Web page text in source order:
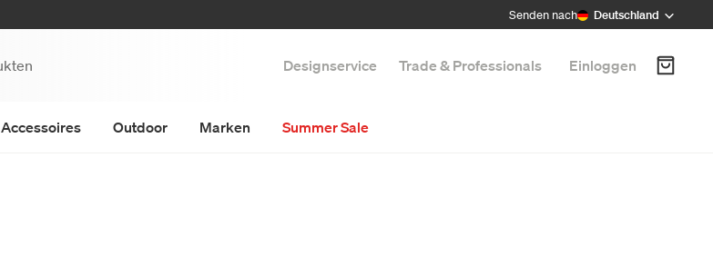
Senden nach Deutschland
Designservice Trade & Professionals Einloggen
Accessoires Outdoor Marken Summer Sale